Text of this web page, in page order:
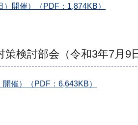
開催）（PDF：1,874KB）
討部会（令和3年7月9日
催）（PDF：6,643KB）